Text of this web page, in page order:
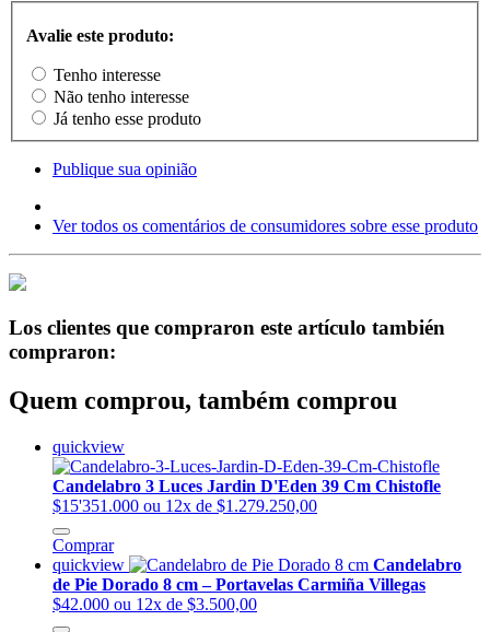
Avalie este produto:
Tenho interesse
Não tenho interesse
Já tenho esse produto
Publique sua opinião
Ver todos os comentários de consumidores sobre esse produto
Los clientes que compraron este artículo también
compraron:
Quem comprou, também comprou
quickview
Candelabro 3 Luces Jardin D'Eden 39 Cm Chistofle
$15'351.000 ou 12x de $1.279.250,00
Comprar
quickview
Candelabro
de Pie Dorado 8 cm – Portavelas Carmiña Villegas
$42.000 ou 12x de $3.500,00